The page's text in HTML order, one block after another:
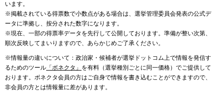
います。
※掲載されている得票数で小数点がある場合は、選挙管理委員会発表の公式デ
ータに準拠し、按分された数字になります。
※現在、一部の得票率データを先行して公開しております。準備が整い次第、
順次反映してまいりますので、あらかじめご了承ください。
※情報量の違いについて：政治家・候補者が選挙ドットコム上で情報を発信す
るためのツール 「ボネクタ」 を有料（選挙種別ごとに同一価格）でご提供して
おります。ボネクタ会員の方はご自身で情報を書き込むことができますので、
非会員の方とは情報量に差があります。